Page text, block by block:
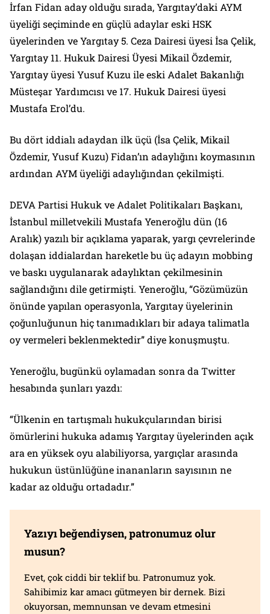
İrfan Fidan aday olduğu sırada, Yargıtay’daki AYM
üyeliği seçiminde en güçlü adaylar eski HSK
üyelerinden ve Yargıtay 5. Ceza Dairesi üyesi İsa Çelik,
Yargıtay 11. Hukuk Dairesi Üyesi Mikail Özdemir,
Yargıtay üyesi Yusuf Kuzu ile eski Adalet Bakanlığı
Müsteşar Yardımcısı ve 17. Hukuk Dairesi üyesi
Mustafa Erol’du.
Bu dört iddialı adaydan ilk üçü (İsa Çelik, Mikail
Özdemir, Yusuf Kuzu) Fidan’ın adaylığını koymasının
ardından AYM üyeliği adaylığından çekilmişti.
DEVA Partisi Hukuk ve Adalet Politikaları Başkanı,
İstanbul milletvekili Mustafa Yeneroğlu dün (16
Aralık) yazılı bir açıklama yaparak, yargı çevrelerinde
dolaşan iddialardan hareketle bu üç adayın mobbing
ve baskı uygulanarak adaylıktan çekilmesinin
sağlandığını dile getirmişti. Yeneroğlu, “Gözümüzün
önünde yapılan operasyonla, Yargıtay üyelerinin
çoğunluğunun hiç tanımadıkları bir adaya talimatla
oy vermeleri beklenmektedir” diye konuşmuştu.
Yeneroğlu, bugünkü oylamadan sonra da Twitter
hesabında şunları yazdı:
“Ülkenin en tartışmalı hukukçularından birisi
ömürlerini hukuka adamış Yargıtay üyelerinden açık
ara en yüksek oyu alabiliyorsa, yargıçlar arasında
hukukun üstünlüğüne inananların sayısının ne
kadar az olduğu ortadadır.”
Yazıyı beğendiysen, patronumuz olur
musun?
Evet, çok ciddi bir teklif bu. Patronumuz yok.
Sahibimiz kar amacı gütmeyen bir dernek. Bizi
okuyorsan, memnunsan ve devam etmesini